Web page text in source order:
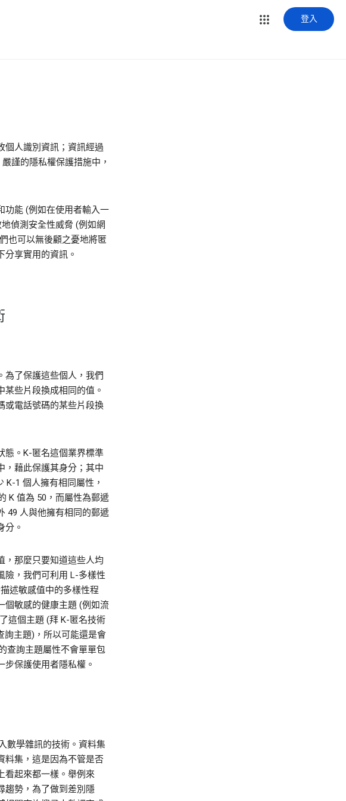
登入
個人識別資訊；資訊經過
謹的隱私權保護措施中，
功能 (例如在使用者輸入一
偵測安全性威脅 (例如網
也可以無後顧之憂地將匿
享實用的資訊。
為了保護這些個人，我們
些片段換成相同的值。
或電話號碼的某些片段換
態。K-匿名這個業界標準
，藉此保護其身分；其中
K-1 個人擁有相同屬性，
K 值為 50，而屬性為郵遞
49 人與他擁有相同的郵遞
分。
，那麼只要知道這些人均
險，我們可利用 L-多樣性
述敏感值中的多樣性程
個敏感的健康主題 (例如流
這個主題 (拜 K-匿名技術
詢主題)，所以可能還是會
查詢主題屬性不會單單包
保護使用者隱私權。
數學雜訊的技術。資料集
料集，這是因為不管是否
看起來都一樣。舉例來
趨勢，為了做到差別隱